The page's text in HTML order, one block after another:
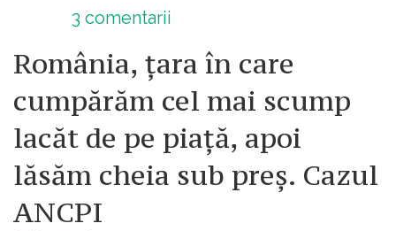
3 comentarii
România, țara în care
cumpărăm cel mai scump
lacăt de pe piață, apoi
lăsăm cheia sub preș. Cazul
ANCPI